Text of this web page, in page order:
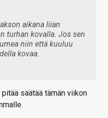
aikana liian
turhan kovalla. Jos sen
niin että kuuluu
kovaa.
säätää tämän viikon